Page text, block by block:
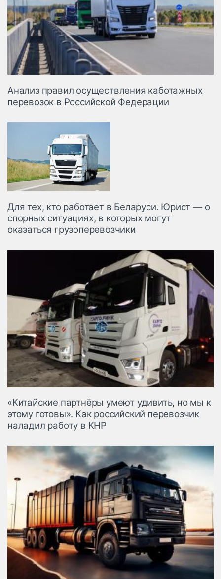
Анализ правил осуществления каботажных
перевозок в Российской Федерации
Для тех, кто работает в Беларуси. Юрист — о
спорных ситуациях, в которых могут
оказаться грузоперевозчики
«Китайские партнёры умеют удивить, но мы к
этому готовы». Как российский перевозчик
наладил работу в КНР